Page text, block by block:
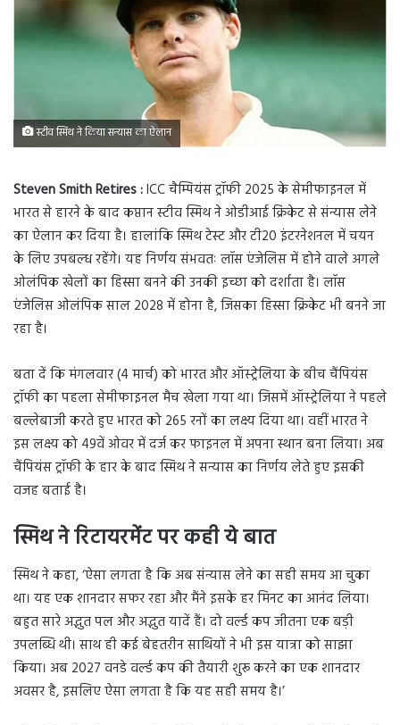
स्टीव स्मिथ ने किया सन्यास का ऐलान
Steven Smith Retires :ICC चैम्पियंस ट्रॉफी 2025 के सेमीफाइनल में
भारत से हारने के बाद कप्तान स्टीव स्मिथ ने ओडीआई क्रिकेट से संन्यास लेने
का ऐलान कर दिया है। हालांकि स्मिथ टेस्ट और टी20 इंटरनेशनल में चयन
के लिए उपबल्ध रहेंगे। यह निर्णय संभवतः लॉस एंजेलिस में होने वाले अगले
ओलंपिक खेलों का हिस्सा बनने की उनकी इच्छा को दर्शाता है। लॉस
एंजेलिस ओलंपिक साल 2028 में होना है, जिसका हिस्सा क्रिकेट भी बनने जा
रहा है।
बता दें कि मंगलवार (4 मार्च) को भारत और ऑस्ट्रेलिया के बीच चैंपियंस
ट्रॉफी का पहला सेमीफाइनल मैच खेला गया था। जिसमें ऑस्ट्रेलिया ने पहले
बल्लेबाजी करते हुए भारत को 265 रनों का लक्ष्य दिया था। वहीं भारत ने
इस लक्ष्य को 49वें ओवर में दर्ज कर फाइनल में अपना स्थान बना लिया। अब
चैंपियंस ट्रॉफी के हार के बाद स्मिथ ने सन्यास का निर्णय लेते हुए इसकी
वजह बताई है।
स्मिथ ने रिटायरमेंट पर कही ये बात
स्मिथ ने कहा, ‘ऐसा लगता है कि अब संन्यास लेने का सही समय आ चुका
था। यह एक शानदार सफर रहा और मैंने इसके हर मिनट का आनंद लिया।
बहुत सारे अद्भुत पल और अद्भुत यादें हैं। दो वर्ल्ड कप जीतना एक बड़ी
उपलब्धि थी। साथ ही कई बेहतरीन साथियों ने भी इस यात्रा को साझा
किया। अब 2027 वनडे वर्ल्ड कप की तैयारी शुरू करने का एक शानदार
अवसर है, इसलिए ऐसा लगता है कि यह सही समय है।’